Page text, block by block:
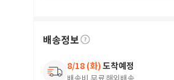
배송정보
8/18 (화) 도착예정